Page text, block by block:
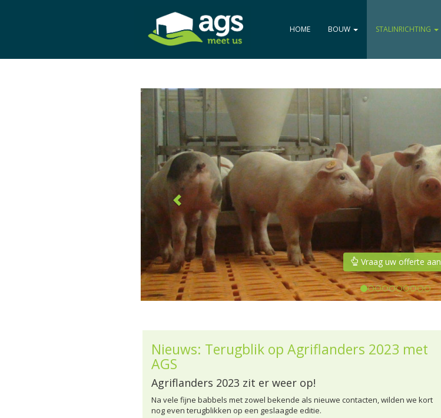
HOME BOUW STALINRICHTING
Vraag uw offerte aan
Nieuws: Terugblik op Agriflanders 2023 met
AGS
Agriflanders 2023 zit er weer op!
Na vele fijne babbels met zowel bekende als nieuwe contacten, wilden we kort
nog even terugblikken op een geslaagde editie.